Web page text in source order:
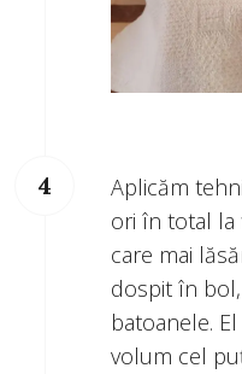
Aplicăm
ori în total la
care mai
dospit în
batoanele.
volum cel